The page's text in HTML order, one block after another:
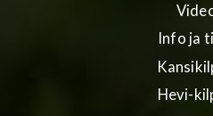
Info ja
Hevi-